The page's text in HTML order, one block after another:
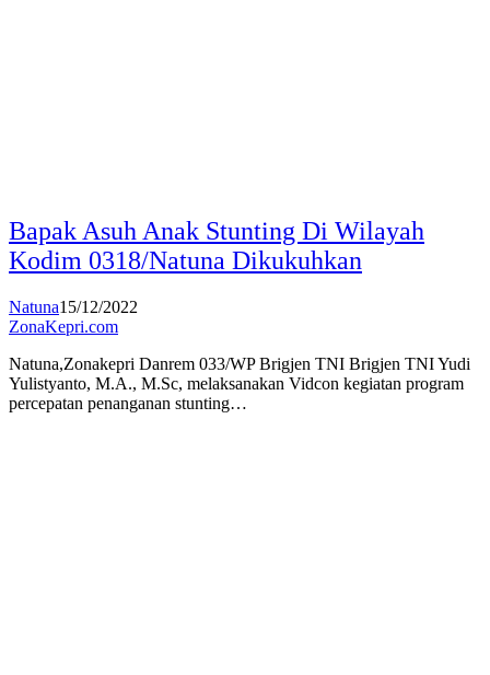
Bapak Asuh Anak Stunting Di Wilayah
Kodim 0318/Natuna Dikukuhkan
Natuna15/12/2022
ZonaKepri.com
Natuna,Zonakepri Danrem 033/WP Brigjen TNI Brigjen TNI Yudi
Yulistyanto, M.A., M.Sc, melaksanakan Vidcon kegiatan program
percepatan penanganan stunting…